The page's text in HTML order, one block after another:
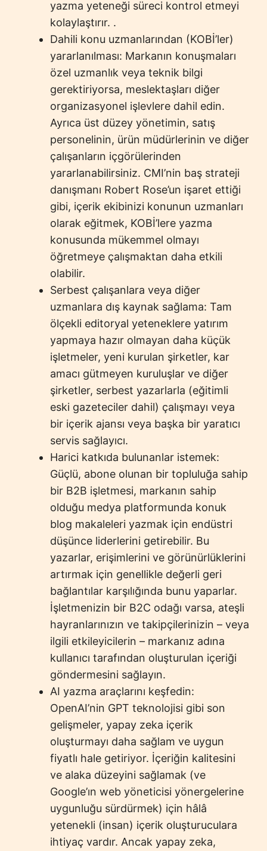
yazma yeteneği süreci kontrol etmeyi
kolaylaştırır. .
Dahili konu uzmanlarından (KOBİ’ler)
yararlanılması: Markanın konuşmaları
özel uzmanlık veya teknik bilgi
gerektiriyorsa, meslektaşları diğer
organizasyonel işlevlere dahil edin.
Ayrıca üst düzey yönetimin, satış
personelinin, ürün müdürlerinin ve diğer
çalışanların içgörülerinden
yararlanabilirsiniz. CMI’nin baş strateji
danışmanı Robert Rose’un işaret ettiği
gibi, içerik ekibinizi konunun uzmanları
olarak eğitmek, KOBİ’lere yazma
konusunda mükemmel olmayı
öğretmeye çalışmaktan daha etkili
olabilir.
Serbest çalışanlara veya diğer
uzmanlara dış kaynak sağlama: Tam
ölçekli editoryal yeteneklere yatırım
yapmaya hazır olmayan daha küçük
işletmeler, yeni kurulan şirketler, kar
amacı gütmeyen kuruluşlar ve diğer
şirketler, serbest yazarlarla (eğitimli
eski gazeteciler dahil) çalışmayı veya
bir içerik ajansı veya başka bir yaratıcı
servis sağlayıcı.
Harici katkıda bulunanlar istemek:
Güçlü, abone olunan bir topluluğa sahip
bir B2B işletmesi, markanın sahip
olduğu medya platformunda konuk
blog makaleleri yazmak için endüstri
düşünce liderlerini getirebilir. Bu
yazarlar, erişimlerini ve görünürlüklerini
artırmak için genellikle değerli geri
bağlantılar karşılığında bunu yaparlar.
İşletmenizin bir B2C odağı varsa, ateşli
hayranlarınızın ve takipçilerinizin – veya
ilgili etkileyicilerin – markanız adına
kullanıcı tarafından oluşturulan içeriği
göndermesini sağlayın.
AI yazma araçlarını keşfedin:
OpenAI’nin GPT teknolojisi gibi son
gelişmeler, yapay zeka içerik
oluşturmayı daha sağlam ve uygun
fiyatlı hale getiriyor. İçeriğin kalitesini
ve alaka düzeyini sağlamak (ve
Google’ın web yöneticisi yönergelerine
uygunluğu sürdürmek) için hâlâ
yetenekli (insan) içerik oluşturuculara
ihtiyaç vardır. Ancak yapay zeka,